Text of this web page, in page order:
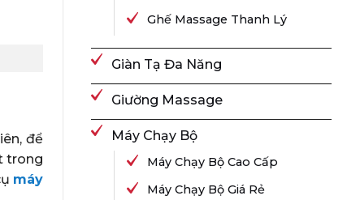
để
trong
máy
Ghế Massage Thanh Lý
Giàn Tạ Đa Năng
Giường Massage
Máy Chạy Bộ
Máy Chạy Bộ Cao Cấp
Máy Chạy Bộ Giá Rẻ